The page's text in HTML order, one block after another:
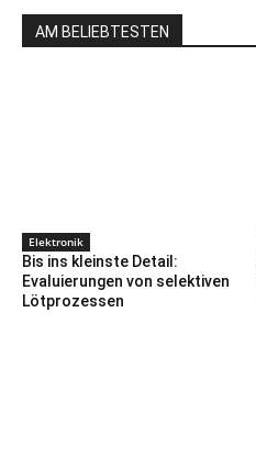
AM BELIEBTESTEN
Elektronik
Bis ins kleinste Detail:
Evaluierungen von selektiven
Lötprozessen